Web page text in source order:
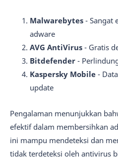
Malwarebytes - Sangat
adware
AVG AntiVirus - Gratis
Bitdefender -
Kaspersky Mobile -
update
Pengalaman menunjukkan
efektif dalam membersihkan
ini mampu mendeteksi dan
tidak terdeteksi oleh antivirus